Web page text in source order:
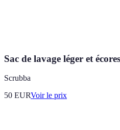
Sac de lavage léger et
Scrubba
50 EURVoir le prix